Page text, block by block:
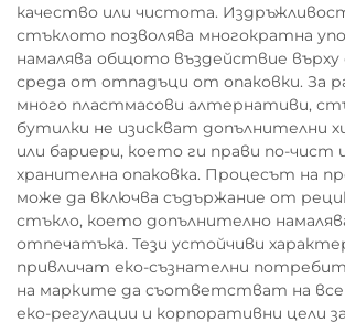
качество или чистота.
стъклото позволява многократна
намалява общото въздействие върху
среда от отпадъци от опаковки. За
много пластмасови алтернативи,
бутилки не изискват допълнителни
или бариери, което ги прави по-чист
хранителна опаковка. Процесът на
може да включва съдържание от
стъкло, което допълнително
отпечатъка. Тези устойчиви
привличат еко-съзнателни
на марките да съответстват на
еко-регулации и корпоративни цели